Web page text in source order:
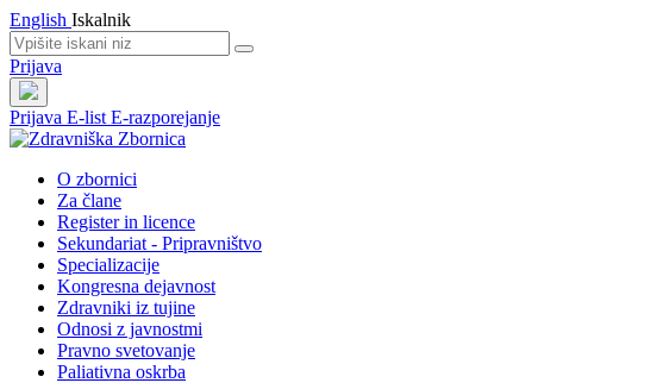
English Iskalnik
Prijava
Prijava E-list E-razporejanje
O zbornici
Za člane
Register in licence
Sekundariat - Pripravništvo
Specializacije
Kongresna dejavnost
Zdravniki iz tujine
Odnosi z javnostmi
Pravno svetovanje
Paliativna oskrba